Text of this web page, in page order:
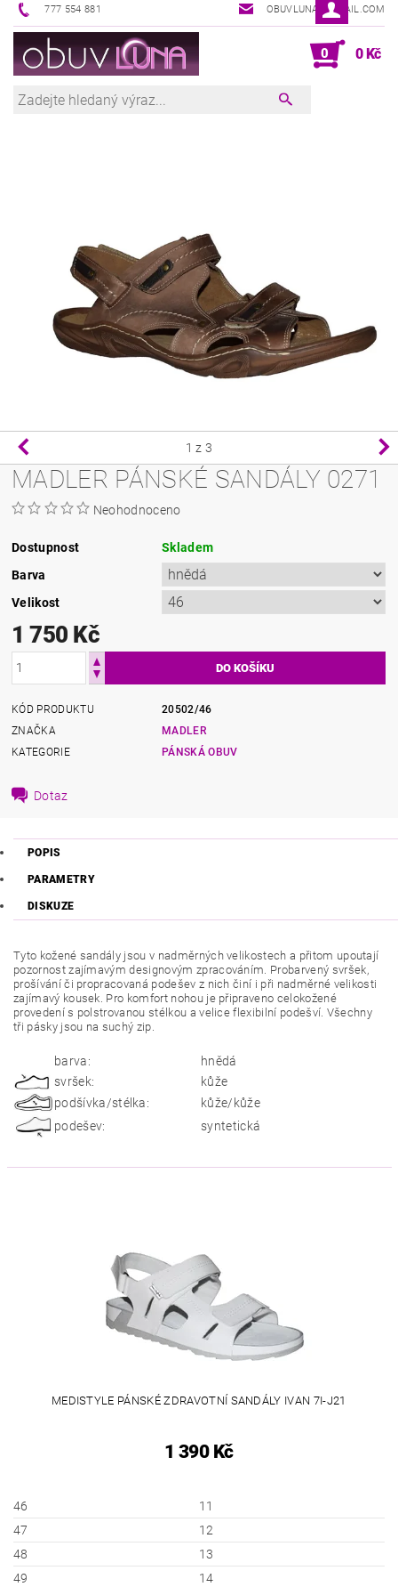
777 554 881 OBUVLUNA@GMAIL.COM
0 0 Kč
1 z 3
MADLER PÁNSKÉ SANDÁLY 0271
Neohodnoceno
Dostupnost
Skladem
Barva
Velikost
1 750 Kč
KÓD PRODUKTU
20502/46
ZNAČKA
MADLER
KATEGORIE
PÁNSKÁ OBUV
Dotaz
POPIS
PARAMETRY
DISKUZE
Tyto kožené sandály jsou v nadměrných velikostech a přitom upoutají
pozornost zajímavým designovým zpracováním. Probarvený svršek,
prošívání či propracovaná podešev z nich činí i při nadměrné velikosti
zajímavý kousek. Pro komfort nohou je připraveno celokožené
provedení s polstrovanou stélkou a velice flexibilní podešví. Všechny
tři pásky jsou na suchý zip.
barva:
hnědá
svršek:
kůže
podšívka/stélka:
kůže/kůže
podešev:
syntetická
MEDISTYLE PÁNSKÉ ZDRAVOTNÍ SANDÁLY IVAN 7I-J21
1 390 Kč
46
11
47
12
48
13
49
14